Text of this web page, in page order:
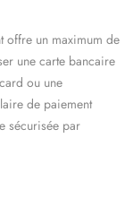
offre un maximum de
une carte bancaire
ou une
de paiement
sécurisée par